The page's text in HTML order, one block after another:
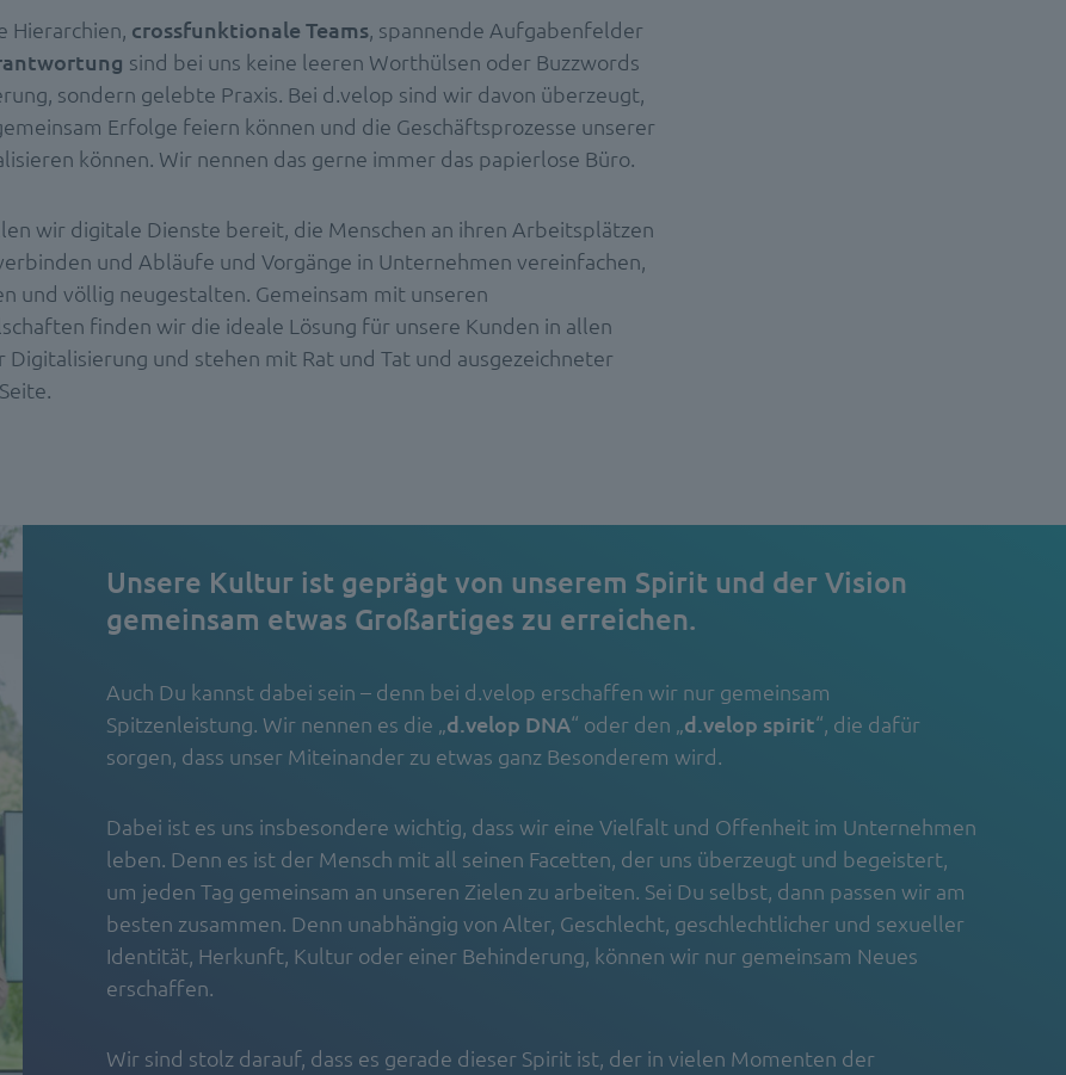
Hierarchien, crossfunktionale Teams, spannende Aufgabenfelder
sind bei uns keine leeren Worthülsen oder Buzzwords
sondern gelebte Praxis. Bei d.velop sind wir davon überzeugt,
Erfolge feiern können und die Geschäftsprozesse unserer
können. Wir nennen das gerne immer das papierlose Büro.
wir digitale Dienste bereit, die Menschen an ihren Arbeitsplätzen
und Abläufe und Vorgänge in Unternehmen vereinfachen,
und völlig neugestalten. Gemeinsam mit unseren
finden wir die ideale Lösung für unsere Kunden in allen
Digitalisierung und stehen mit Rat und Tat und ausgezeichneter
Unsere Kultur ist geprägt von unserem Spirit und der Vision
gemeinsam etwas Großartiges zu erreichen.
Auch Du kannst dabei sein – denn bei d.velop erschaffen wir nur gemeinsam
Spitzenleistung. Wir nennen es die „d.velop DNA“ oder den „d.velop spirit“, die dafür
sorgen, dass unser Miteinander zu etwas ganz Besonderem wird.
Dabei ist es uns insbesondere wichtig, dass wir eine Vielfalt und Offenheit im Unternehmen
leben. Denn es ist der Mensch mit all seinen Facetten, der uns überzeugt und begeistert,
um jeden Tag gemeinsam an unseren Zielen zu arbeiten. Sei Du selbst, dann passen wir am
besten zusammen. Denn unabhängig von Alter, Geschlecht, geschlechtlicher und sexueller
Identität, Herkunft, Kultur oder einer Behinderung, können wir nur gemeinsam Neues
erschaffen.
Wir sind stolz darauf, dass es gerade dieser Spirit ist, der in vielen Momenten der